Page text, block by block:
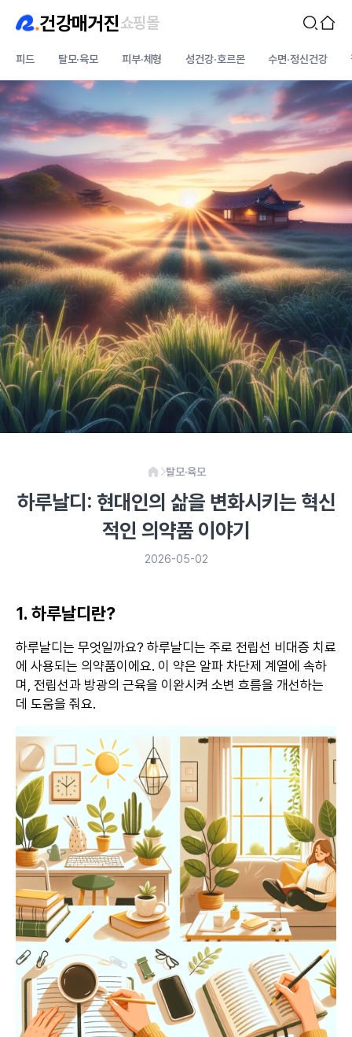
건강매거진쇼핑몰
피드 탈모·육모 피부·체형 성건강·호르몬 수면·정신건강
탈모·육모
하루날디: 현대인의 삶을 변화시키는 혁신
적인 의약품 이야기
2026-05-02
1. 하루날디란?
하루날디는 무엇일까요? 하루날디는 주로 전립선 비대증 치료
에 사용되는 의약품이에요. 이 약은 알파 차단제 계열에 속하
며, 전립선과 방광의 근육을 이완시켜 소변 흐름을 개선하는
데 도움을 줘요.